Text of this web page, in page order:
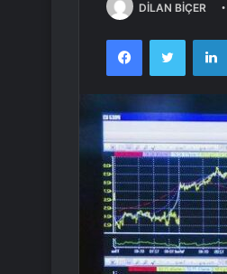
DİLAN BİÇER
FacebookTwitter